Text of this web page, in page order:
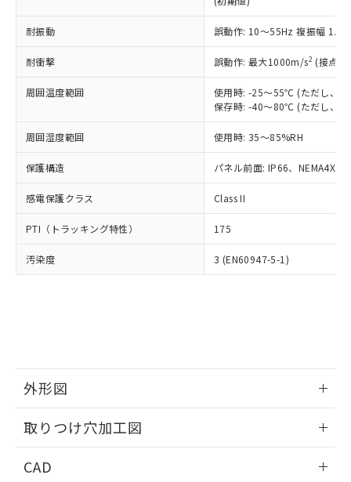
耐振動 誤動作: 10～55Hz 複振幅
耐衝撃 誤動作: 最大1000m/s2 (接点
周囲温度範囲
使用時: -25～55℃ (ただし、氷
保存時: -40～80℃ (ただし、氷
周囲湿度範囲 使用時: 35～85%RH
保護構造 パネル前面: IP66、NEMA4X,
感電保護クラス Class II
PTI（トラッキング特性） 175
汚染度 3 (EN60947-5-1)
外形図
取りつけ穴加工図
CAD
正式な納期状況および標準価格はお客
様のお取引先、またはお客様担当のオ
オムロン制御機器販売店や当社販売拠
販売ネットワーク
」をご確認
在庫状況および標準価格結果を当社の
事前の承諾なく第三者に漏洩または開
示しないようお願いします。
マイパーツ機能（部品リスト作成サー
ビス）をご利用いただくには、I-Web
メンバーズにご登録されている必要が
あります。
登録された部品リストについて、当社
の共同利用に関して"
の「1.共同利
(PBDE) 1000ppm以下、フタル酸ビス(2-エチルヘキシ
ル) (DEHP)(別名：DOP) 1000ppm以下、フタル酸ブチ
ルベンジル（BBP） 1000ppm以下、フタル酸ジブチル
（DBP） 1000ppm以下、フタル酸ジイソブチル
但し、RoHS指令で産業用監視および制御機器に対する
フタル酸エステル類の４物質については閾値を超える意
図的な使用がないことを確認しています。
※2 対応予定月
部品在庫の切り替え状況などにより、予定
月が前後することがあります。
※3 非含有証明書ダウンロード
るもので、過去に遡って非含有を証明する
ものではありません。
また、RoHS指令のフタル酸エステル類４
ニル類) : 1000ppm、 PBDEs(ポリ臭化ジフェニルエーテ
DBP(フタル酸ジブチル) : 1000ppm、 DIBP(フタル酸ジ
DEHP(フタル酸ビス(2-エチルヘキシル)) : 1000ppm
「ｅ」：有害物質（10物質）のすべてが基
準値以下であることを示します。
「10」：通常の使用状況下において有害物
質が外部に漏えいし、環境に深刻な影響を
及ぼさない年数を意味します。
「－」：未確認です。当社販売部門へお問
当社は規制貨物を破棄する場合は、完
全に破砕するなど、違法に輸出されな
いよう必要な手段を講じます。
当社は貴社製品を、核兵器、ミサイ
ル、化学兵器、生物兵器またはその他
武器並びにこれらの製造装置等に一切
当社は、貴社製品を第三者に販売する
場合は、上記1、2および3の内容を当
該第三者に通知します。また当社は、
販売先および販売に係わる関係者が違
法に輸出するおそれがある場合は、取
り引きをいたしません。
一定数以上の在庫あり
一定数には満たないが在庫あり
いては、お客様のお取引先、ま
たはお客様担当のオムロン制御
機器販売店・当社販売員にご確
白
受注生産機種、また在庫状況の
情報を公開していない機種